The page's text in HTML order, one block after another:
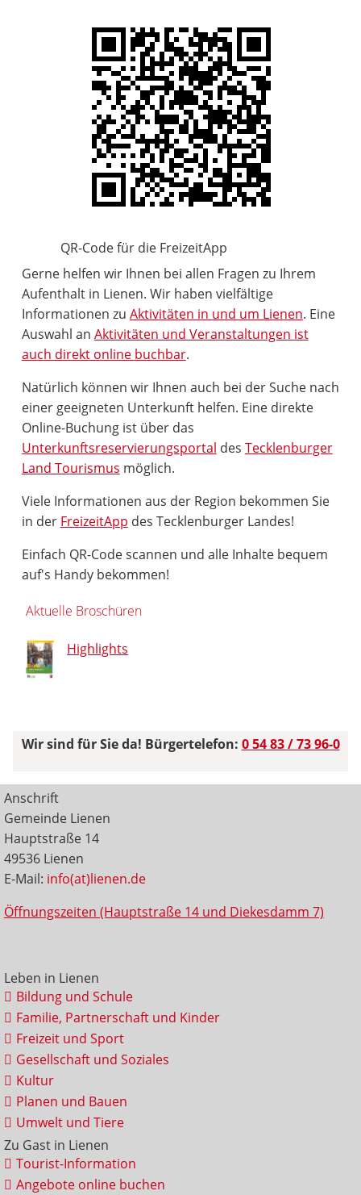
QR-Code für die FreizeitApp
Gerne helfen wir Ihnen bei allen Fragen zu Ihrem
Aufenthalt in Lienen. Wir haben vielfältige
Informationen zu Aktivitäten in und um Lienen. Eine
Auswahl an Aktivitäten und Veranstaltungen ist
auch direkt online buchbar.
Natürlich können wir Ihnen auch bei der Suche nach
einer geeigneten Unterkunft helfen. Eine direkte
Online-Buchung ist über das
Unterkunftsreservierungsportal des Tecklenburger
Land Tourismus möglich.
Viele Informationen aus der Region bekommen Sie
in der FreizeitApp des Tecklenburger Landes!
Einfach QR-Code scannen und alle Inhalte bequem
auf's Handy bekommen!
Aktuelle Broschüren
Highlights
Wir sind für Sie da! Bürgertelefon: 0 54 83 / 73 96-0
Anschrift
Gemeinde Lienen
Hauptstraße 14
49536 Lienen
E-Mail: info(at)lienen.de
Öffnungszeiten (Hauptstraße 14 und Diekesdamm 7)
Leben in Lienen
Bildung und Schule
Familie, Partnerschaft und Kinder
Freizeit und Sport
Gesellschaft und Soziales
Kultur
Planen und Bauen
Umwelt und Tiere
Zu Gast in Lienen
Tourist-Information
Angebote online buchen